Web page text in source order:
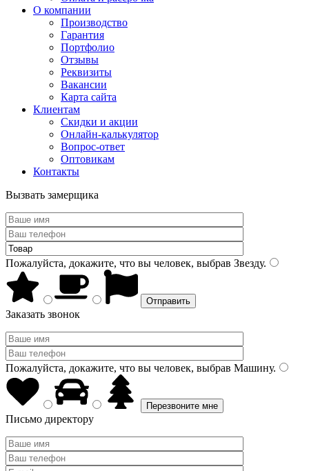
О компании
Производство
Гарантия
Портфолио
Отзывы
Реквизиты
Вакансии
Карта сайта
Клиентам
Скидки и акции
Онлайн-калькулятор
Вопрос-ответ
Оптовикам
Контакты
Вызвать замерщика
Пожалуйста, докажите, что вы человек, выбрав Звезду.
Заказать звонок
Пожалуйста, докажите, что вы человек, выбрав Машину.
Письмо директору